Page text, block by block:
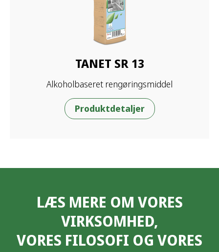
TANET SR 13
Alkoholbaseret rengøringsmiddel
Produktdetaljer
LÆS MERE OM VORES
VIRKSOMHED,
VORES FILOSOFI OG VORES